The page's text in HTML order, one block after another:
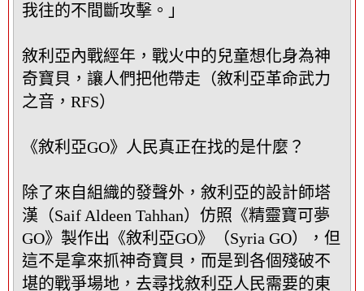
我往的不間斷攻擊。」
敘利亞內戰經年，戰火中的兒童想化身為神
奇寶貝，讓人們把他帶走（敘利亞革命武力
之音，RFS）
《敘利亞GO》人民真正在找的是什麼？
除了來自組織的發聲外，敘利亞的設計師塔
漢（Saif Aldeen Tahhan）仿照《精靈寶可夢
GO》製作出《敘利亞GO》（Syria GO），但
這不是拿來抓神奇寶貝，而是到各個殘破不
堪的戰爭場地，去尋找敘利亞人民需要的東